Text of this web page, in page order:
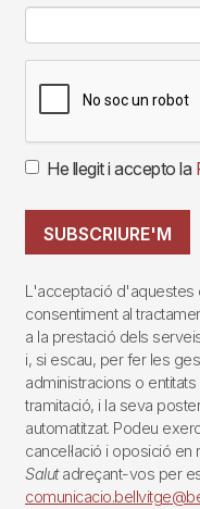
He llegit i accepto la
SUBSCRIURE'M
L'acceptació d'aquestes
consentiment al
a la prestació dels
i, si escau, per fer les
administracions o
tramitació, i la seva
automatitzat. Podeu
cancel·lació i oposició
Salutadreçant-vos per